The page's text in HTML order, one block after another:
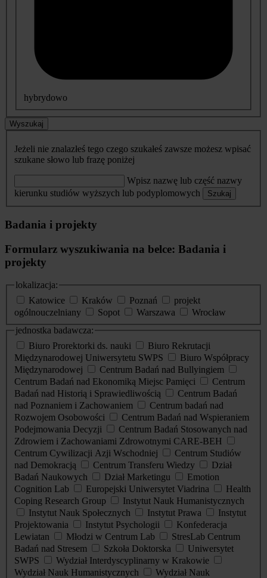
hybrydowo
Wyszukaj
Jeżeli nie znalazłeś tego czego szukałeś zawsze możesz wpisać
szukane słowo lub frazę poniżej
Wpisz nazwę lub część nazwy
kierunku studiów wyższych lub podyplomowych
Szukaj
Badania i projekty
Formularz wyszukiwania na belce: Badania i
projekty
lokalizacja:
Katowice
Kraków Poznań
projekt
ogólnouczelniany
Sopot Warszawa
Wrocław
jednostka badawcza:
Biuro Prorektorki ds. nauki
Biuro Rekrutacji
Międzynarodowej Uniwersytetu SWPS
Biuro Współpracy
Międzynarodowej
Centrum Badań nad Bullyingiem
Centrum Badań nad Ekonomiką Miejsc Pamięci
Centrum
Badań nad Historią i Sprawiedliwością
Centrum Badań
nad Poznaniem i Zachowaniem
Centrum badań nad
Rozwojem Osobowości
Centrum Badań nad Wspieraniem
Podejmowania Decyzji
Centrum Badań Stosowanych nad
Zdrowiem i Zachowaniami Zdrowotnymi CARE-BEH
Centrum Cywilizacji Azji Wschodniej
Centrum Studiów
nad Demokracją
Centrum Transferu Wiedzy
Dział
Badań Naukowych
Dział Marketingu
Emotion
Cognition Lab
Europejski Uniwersytet Viadrina
Health
Coping Research Group
Instytut Nauk Humanistycznych
Instytut Nauk Społecznych
Instytut Prawa
Instytut
Projektowania
Instytut Psychologii
Konfederacja
Lewiatan
Młodzi w Centrum Lab
StresLab Centrum
Badań nad Stresem
Szkoła Doktorska
Uniwersytet
SWPS
Wydział Interdyscyplinarny w Krakowie
Wydział Nauk Humanistycznych
Wydział Nauk